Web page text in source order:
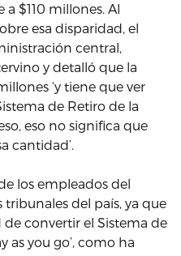
$110 millones. Al
esa disparidad, el
central,
y detalló que la
‘y tiene que ver
de Retiro de la
eso no significa que
cantidad’.
los empleados del
tribunales del país, ya que
de convertir el Sistema de
as you go’, como ha